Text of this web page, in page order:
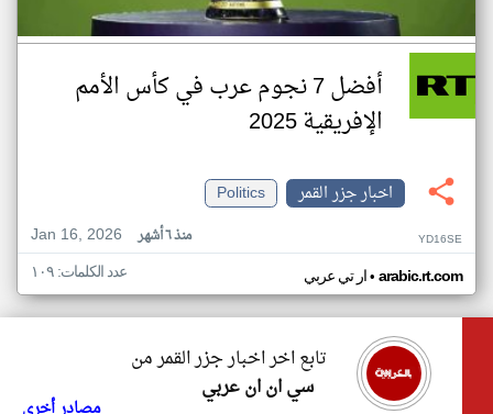
أفضل 7 نجوم عرب في كأس الأمم
الإفريقية 2025
اخبار جزر القمر
Politics
Jan 16, 2026
منذ ٦ أشهر YD16SE
ار تي عربي• arabic.rt.com عدد الكلمات: ١٠٩
تابع اخر اخبار جزر القمر من
سي ان ان عربي